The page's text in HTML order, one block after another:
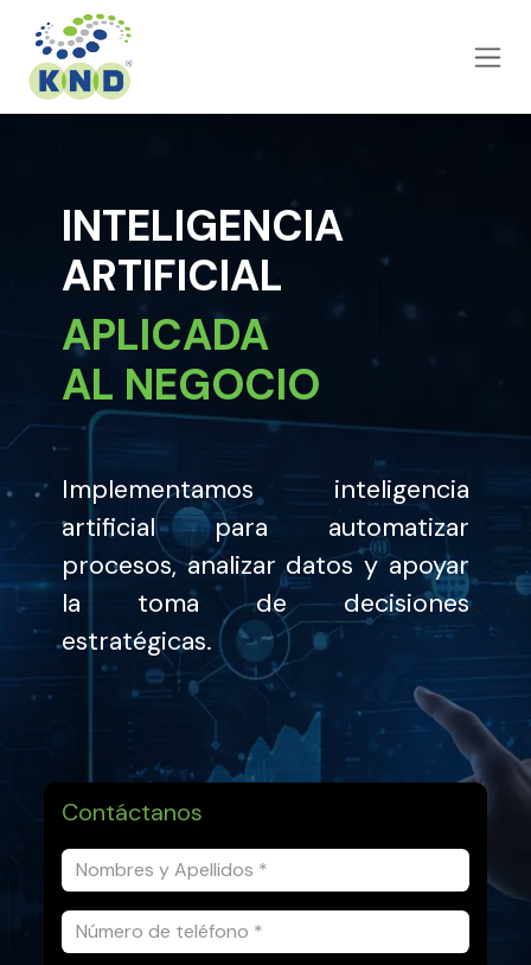
Ir al contenido
INTELIGENCIA
ARTIFICIAL
APLICADA
AL NEGOCIO
Implementamos inteligencia
artificial para automatizar
procesos, analizar datos y apoyar
la toma de decisiones
estratégicas.
Contáctanos